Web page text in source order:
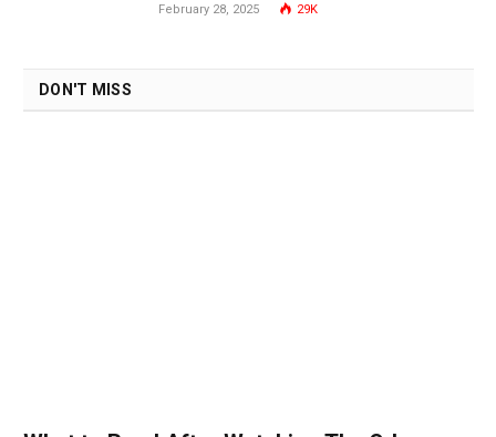
February 28, 2025 29K
DON'T MISS